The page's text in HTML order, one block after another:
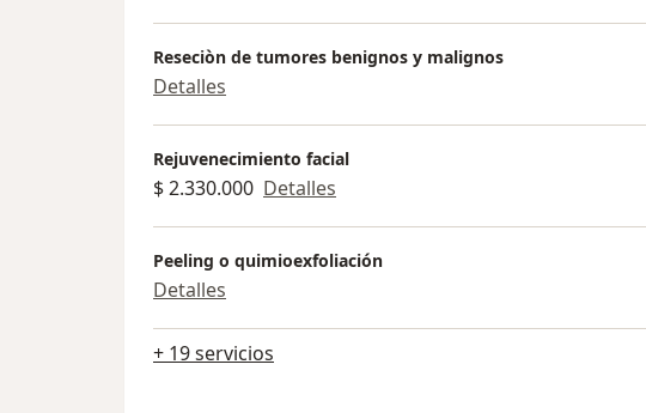
Reseciòn de tumores benignos y malignos
Detalles
Rejuvenecimiento facial
$ 2.330.000 Detalles
Peeling o quimioexfoliación
Detalles
+ 19 servicios